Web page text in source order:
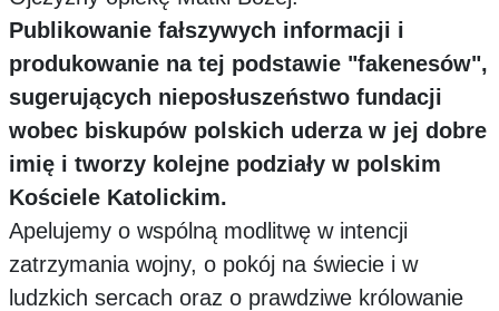
Publikowanie fałszywych informacji i
produkowanie na tej podstawie "fakenesów",
sugerujących nieposłuszeństwo fundacji
wobec biskupów polskich uderza w jej dobre
imię i tworzy kolejne podziały w polskim
Kościele Katolickim.
Apelujemy o wspólną modlitwę w intencji
zatrzymania wojny, o pokój na świecie i w
ludzkich sercach oraz o prawdziwe królowanie